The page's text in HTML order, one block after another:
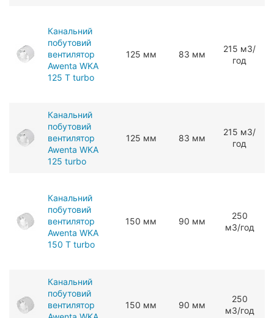
Канальний
побутовий
вентилятор
Awenta WKA
125 T turbo
125 мм 83 мм
215 мЗ/
год
Канальний
побутовий
вентилятор
Awenta WKA
125 turbo
125 мм 83 мм
215 мЗ/
год
Канальний
побутовий
вентилятор
Awenta WKA
150 T turbo
150 мм 90 мм
250
мЗ/год
Канальний
побутовий
вентилятор
150 мм 90 мм
250
мЗ/год